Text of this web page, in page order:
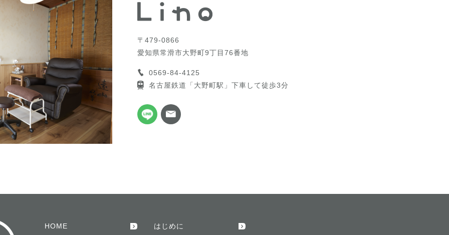
〒479-0866
愛知県常滑市大野町9丁目76番地
0569-84-4125
名古屋鉄道「大野町駅」下車して徒歩3分
HOME はじめに